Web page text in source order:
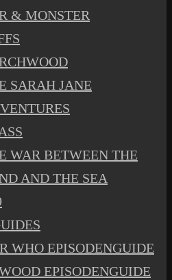
& MONSTER
SARAH JANE
WAR BETWEEN THE
AND THE SEA
WHO EPISODENGUIDE
EPISODENGUIDE